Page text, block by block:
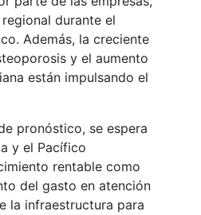
durante el
Además, la creciente
y el aumento
están impulsando el
pronóstico, se espera
y el Pacífico
rentable como
del gasto en atención
la infraestructura para